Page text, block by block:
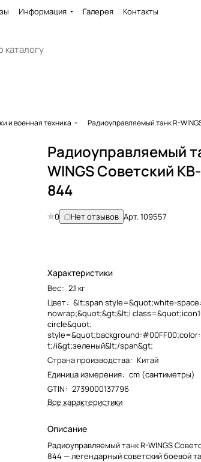
Информация Галерея Контакты
и военная техника Радиоуправляемый танк R-
Радиоуправляемый
WINGS Советский
844
0 Нет отзывов Арт.109557
Характеристики
Вес: 2.1 кг
Цвет: &lt;span style=&quot;white-space:
nowrap;&quot;&gt;&lt;i
circle&quot;
t;/i&gt;зеленый&lt;/span&gt;
Страна производства: Китай
Единица измерения: cm (сантиметры)
GTIN: 2739000137796
Все характеристики
Описание
Радиоуправляемый танк R-WINGS
844 — легендарный советский боевой